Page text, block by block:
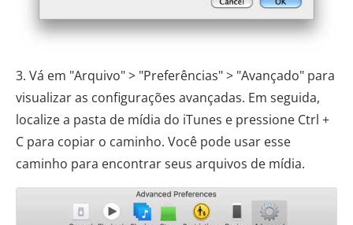
3. Vá em "Arquivo" > "Preferências" > "Avançado" para
visualizar as configurações avançadas. Em seguida,
localize a pasta de mídia do iTunes e pressione Ctrl +
C para copiar o caminho. Você pode usar esse
caminho para encontrar seus arquivos de mídia.